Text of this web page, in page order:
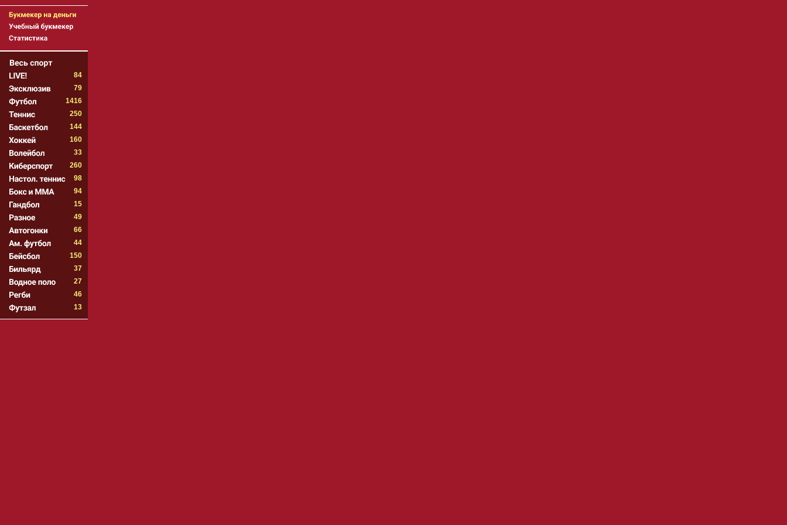
84
79
1416
250
144
160
33
260
98
94
15
49
66
44
150
37
27
46
13